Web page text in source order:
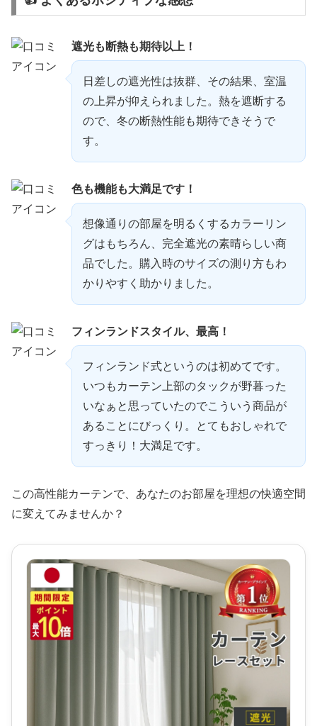
遮光も断熱も期待以上！
日差しの遮光性は抜群、その結果、室温
の上昇が抑えられました。熱を遮断する
ので、冬の断熱性能も期待できそうで
す。
色も機能も大満足です！
想像通りの部屋を明るくするカラーリン
グはもちろん、完全遮光の素晴らしい商
品でした。購入時のサイズの測り方もわ
かりやすく助かりました。
フィンランドスタイル、最高！
フィンランド式というのは初めてです。
いつもカーテン上部のタックが野暮った
いなぁと思っていたのでこういう商品が
あることにびっくり。とてもおしゃれで
すっきり！大満足です。
この高性能カーテンで、あなたのお部屋を理想の快適空間
に変えてみませんか？